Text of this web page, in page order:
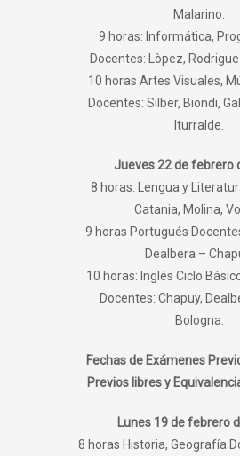
Malarino.
9 horas: Informática,
Docentes: Lòpez,
10 horas Artes Visuales,
Docentes: Silber, Biondi,
Iturralde.
Jueves 22 de febrero
8 horas: Lengua y
Catania, Molina,
9 horas Portugués
Dealbera –
10 horas: Inglés Ciclo
Docentes: Chapuy,
Bologna.
Fechas de Exámenes
Previos libres y
Lunes 19 de febrero
8 horas Historia, Geografía